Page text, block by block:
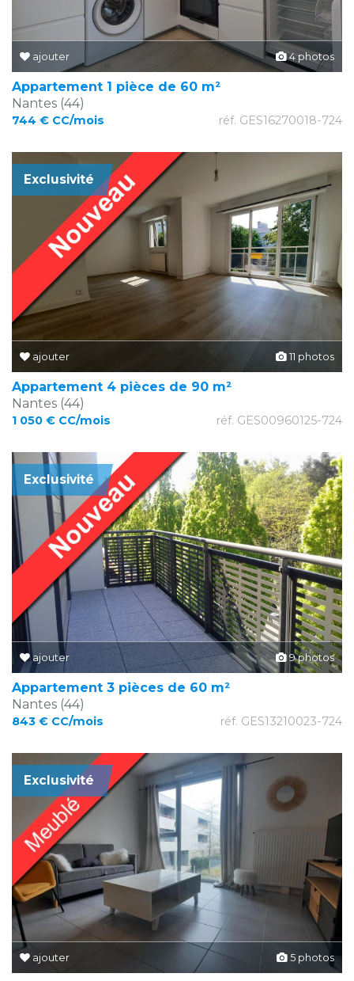
4 photos
ajouter
Appartement 1 pièce de 60 m²
Nantes (44)
744 € CC/mois réf. GES16270018-724
11 photos
ajouter
Exclusivité
Appartement 4 pièces de 90 m²
Nantes (44)
1 050 € CC/mois réf. GES00960125-724
9 photos
ajouter
Exclusivité
Appartement 3 pièces de 60 m²
Nantes (44)
843 € CC/mois réf. GES13210023-724
5 photos
ajouter
Exclusivité